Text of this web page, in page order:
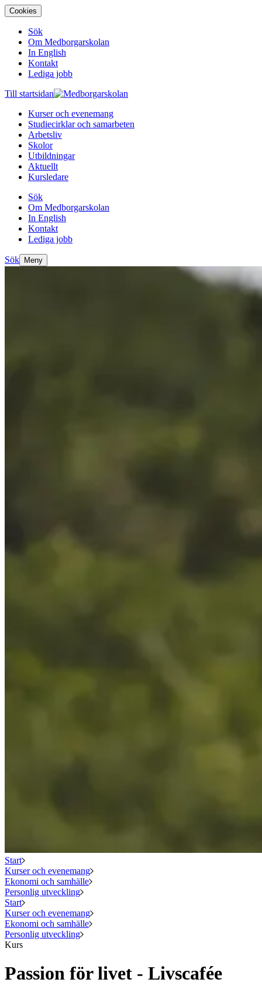
Cookies
Sök
Om Medborgarskolan
In English
Kontakt
Lediga jobb
Till startsidan
Kurser och evenemang
Studiecirklar och samarbeten
Arbetsliv
Skolor
Utbildningar
Aktuellt
Kursledare
Sök
Om Medborgarskolan
In English
Kontakt
Lediga jobb
Sök Meny
Start
Kurser och evenemang
Ekonomi och samhälle
Personlig utveckling
Start
Kurser och evenemang
Ekonomi och samhälle
Personlig utveckling
Kurs
Passion för livet - Livscafée